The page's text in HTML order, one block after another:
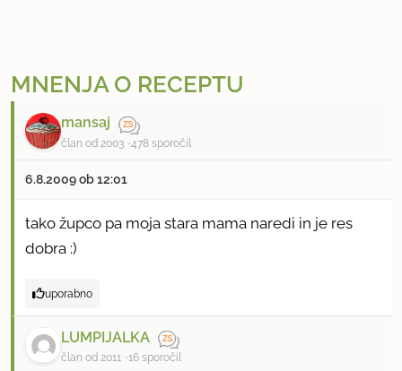
MNENJA O RECEPTU
mansaj
član od 2003 478 sporočil
6.8.2009 ob 12:01
tako župco pa moja stara mama naredi in je res
dobra :)
uporabno
LUMPIJALKA
član od 2011 16 sporočil